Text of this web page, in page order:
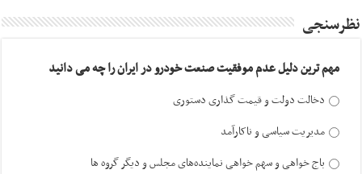
نظرسنجی
مهم ترین دلیل عدم موفقیت صنعت خودرو در ایران را چه می دانید
دخالت دولت و قیمت گذاری دستوری
مدیریت سیاسی و ناکارآمد
باج خواهی و سهم خواهی نماینده‌های مجلس و دیگر گروه ها